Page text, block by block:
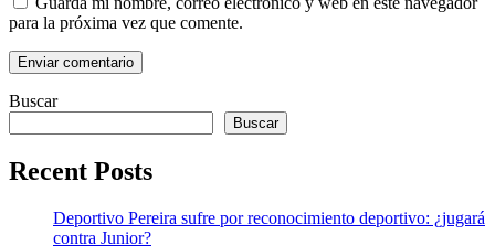
para la próxima vez que comente.
Buscar
Buscar
Recent Posts
Deportivo Pereira sufre por reconocimiento deportivo: ¿jugará
contra Junior?